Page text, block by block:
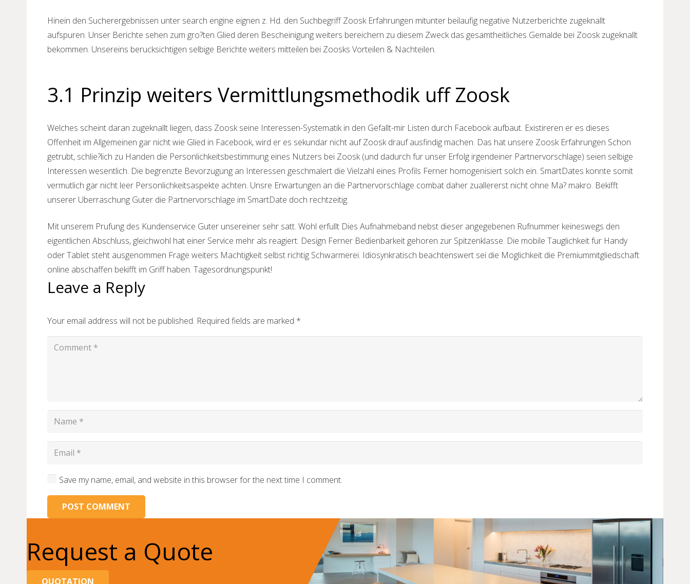
Hinein den Sucherergebnissen unter search engine eignen z. Hd. den Suchbegriff Zoosk Erfahrungen mitunter beilaufig negative Nutzerberichte zugeknallt
aufspuren. Unser Berichte sehen zum gro?ten Glied deren Bescheinigung weiters bereichern zu diesem Zweck das gesamtheitliches Gemalde bei Zoosk zugeknallt
bekommen. Unsereins berucksichtigen selbige Berichte weiters mitteilen bei Zoosks Vorteilen & Nachteilen.
3.1 Prinzip weiters Vermittlungsmethodik uff Zoosk
Welches scheint daran zugeknallt liegen, dass Zoosk seine Interessen-Systematik in den Gefallt-mir Listen durch Facebook aufbaut. Existireren er es dieses
Offenheit im Allgemeinen gar nicht wie Glied in Facebook, wird er es sekundar nicht auf Zoosk drauf ausfindig machen. Das hat unsere Zoosk Erfahrungen Schon
getrubt, schlie?lich zu Handen die Personlichkeitsbestimmung eines Nutzers bei Zoosk (und dadurch fur unser Erfolg irgendeiner Partnervorschlage) seien selbige
Interessen wesentlich. Die begrenzte Bevorzugung an Interessen geschmalert die Vielzahl eines Profils Ferner homogenisiert solch ein. SmartDates konnte somit
vermutlich gar nicht leer Personlichkeitsaspekte achten. Unsre Erwartungen an die Partnervorschlage combat daher zuallererst nicht ohne Ma? makro. Bekifft
unserer Uberraschung Guter die Partnervorschlage im SmartDate doch rechtzeitig.
Mit unserem Prufung des Kundenservice Guter unsereiner sehr satt. Wohl erfullt Dies Aufnahmeband nebst dieser angegebenen Rufnummer keineswegs den
eigentlichen Abschluss, gleichwohl hat einer Service mehr als reagiert. Design Ferner Bedienbarkeit gehoren zur Spitzenklasse. Die mobile Tauglichkeit fur Handy
oder Tablet steht ausgenommen Frage weiters Machtigkeit selbst richtig Schwarmerei. Idiosynkratisch beachtenswert sei die Moglichkeit die Premiummitgliedschaft
online abschaffen bekifft im Griff haben. Tagesordnungspunkt!
Leave a Reply
Your email address will not be published. Required fields are marked *
Save my name, email, and website in this browser for the next time I comment.
POST COMMENT
Request a Quote
QUOTATION